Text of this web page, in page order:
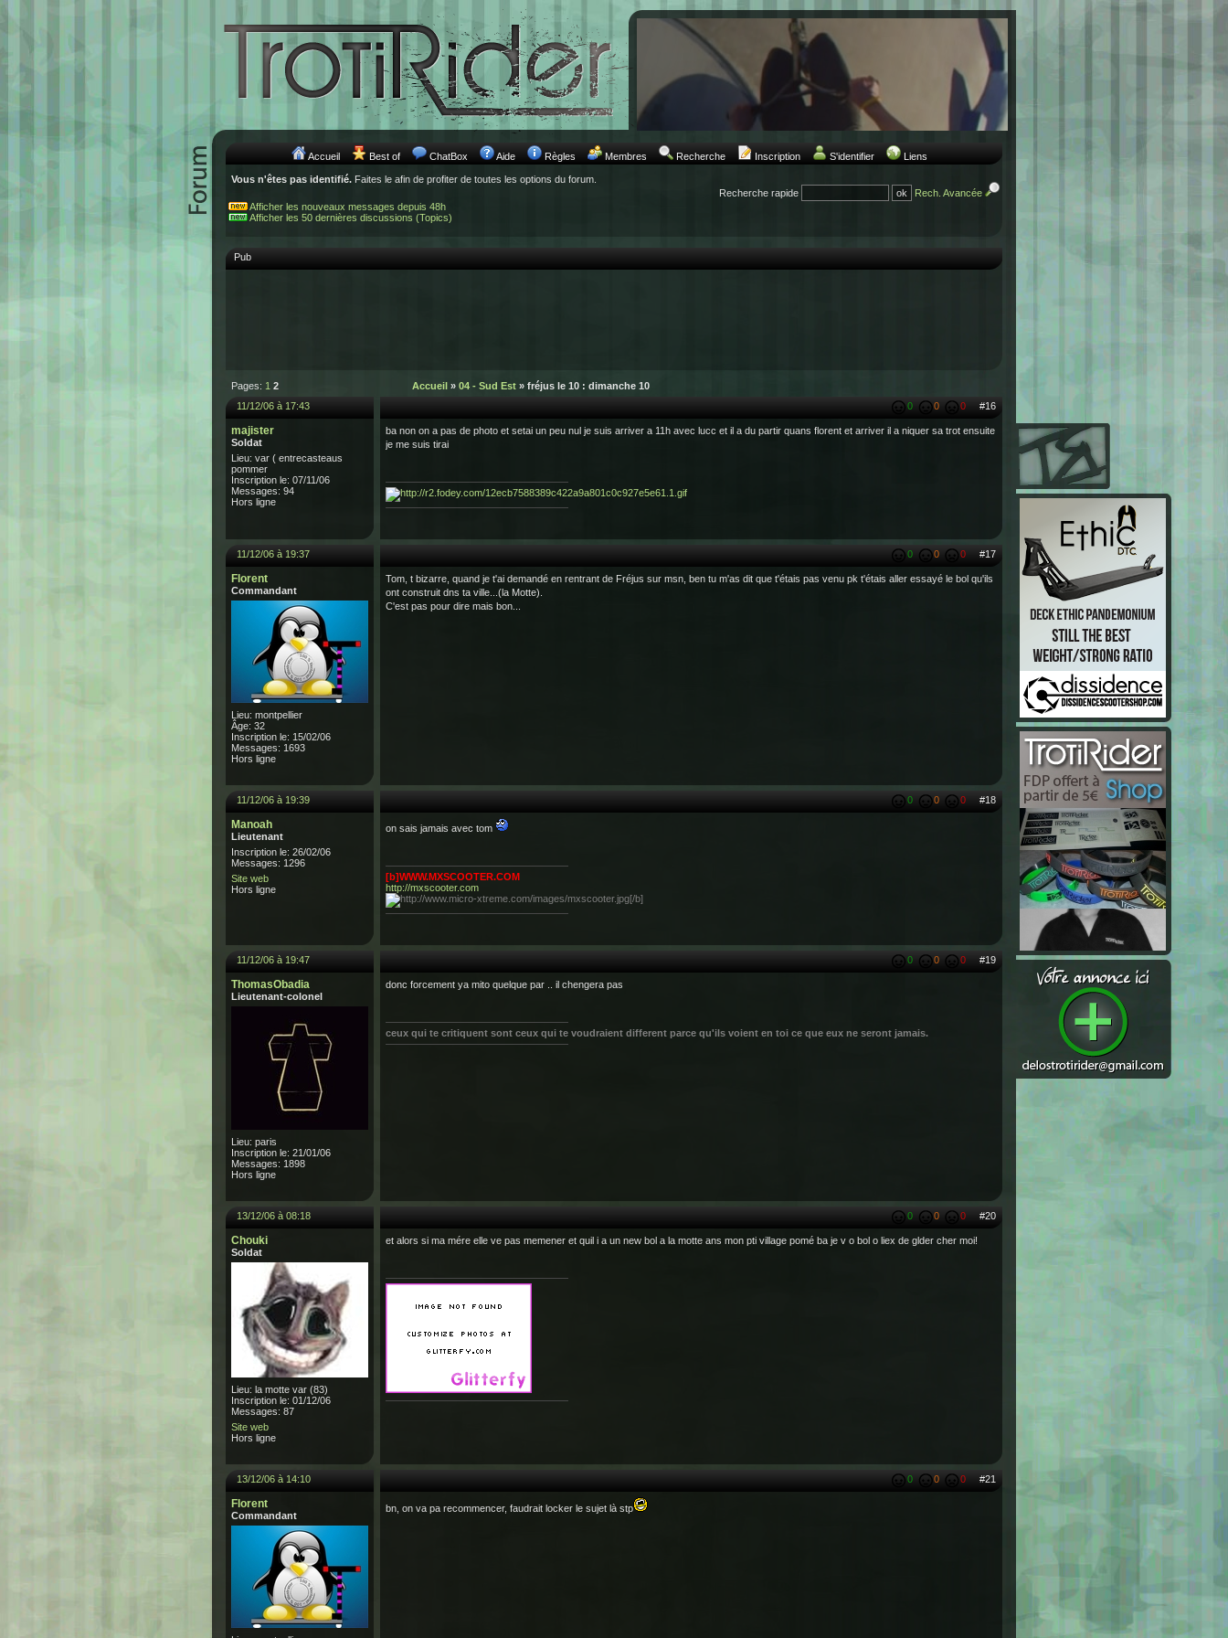
Accueil Best of ChatBox Aide Règles Membres Recherche Inscription S'identifier Liens
Vous n'êtes pas identifié. Faites le afin de profiter de toutes les options du forum.
Recherche rapide
Rech. Avancée
Afficher les nouveaux messages depuis 48h
Afficher les 50 dernières discussions (Topics)
Pub
Pages: 1 2 Accueil » 04 - Sud Est » fréjus le 10 : dimanche 10
0
0 0 #16
11/12/06 à 17:43
majister
Soldat
Lieu: var ( entrecasteaus
pommer
Inscription le: 07/11/06
Messages: 94
Hors ligne
ba non on a pas de photo et setai un peu nul je suis arriver a 11h avec lucc et il a du partir quans florent et arriver il a niquer sa trot ensuite
je me suis tirai
0 0 0 #17
11/12/06 à 19:37
Florent
Commandant
Lieu: montpellier
Âge: 32
Inscription le: 15/02/06
Messages: 1693
Hors ligne
Tom, t bizarre, quand je t'ai demandé en rentrant de Fréjus sur msn, ben tu m'as dit que t'étais pas venu pk t'étais aller essayé le bol qu'ils
ont construit dns ta ville...(la Motte).
C'est pas pour dire mais bon...
0 0 0 #18
11/12/06 à 19:39
Manoah
Lieutenant
Inscription le: 26/02/06
Messages: 1296
Site web
Hors ligne
on sais jamais avec tom
[b]WWW.MXSCOOTER.COM
http://mxscooter.com
[/b]
0 0 0 #19
11/12/06 à 19:47
ThomasObadia
Lieutenant-colonel
Lieu: paris
Inscription le: 21/01/06
Messages: 1898
Hors ligne
donc forcement ya mito quelque par .. il chengera pas
ceux qui te critiquent sont ceux qui te voudraient different parce qu'ils voient en toi ce que eux ne seront jamais.
0 0 0 #20
13/12/06 à 08:18
Chouki
Soldat
Lieu: la motte var (83)
Inscription le: 01/12/06
Messages: 87
Site web
Hors ligne
et alors si ma mére elle ve pas memener et quil i a un new bol a la motte ans mon pti village pomé ba je v o bol o liex de glder cher moi!
0 0 0 #21
13/12/06 à 14:10
Florent
Commandant
bn, on va pa recommencer, faudrait locker le sujet là stp